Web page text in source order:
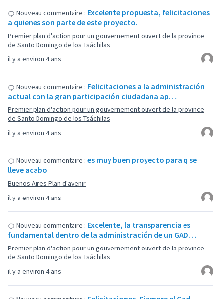
il y a environ 4 ans
Nouveau commentaire : Excelente propuesta, felicitaciones
a quienes son parte de este proyecto.
Premier plan d'action pour un gouvernement ouvert de la province
de Santo Domingo de los Tsáchilas
il y a environ 4 ans
Nouveau commentaire : Felicitaciones a la administración
actual con la gran participación ciudadana ap…
Premier plan d'action pour un gouvernement ouvert de la province
de Santo Domingo de los Tsáchilas
il y a environ 4 ans
Nouveau commentaire : es muy buen proyecto para q se
lleve acabo
Buenos Aires Plan d'avenir
il y a environ 4 ans
Nouveau commentaire : Excelente, la transparencia es
fundamental dentro de la administración de un GAD…
Premier plan d'action pour un gouvernement ouvert de la province
de Santo Domingo de los Tsáchilas